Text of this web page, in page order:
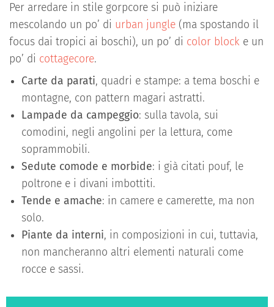
Per arredare in stile gorpcore si può iniziare
mescolando un po’ di urban jungle (ma spostando il
focus dai tropici ai boschi), un po’ di color block e un
po’ di cottagecore.
Carte da parati, quadri e stampe: a tema boschi e
montagne, con pattern magari astratti.
Lampade da campeggio: sulla tavola, sui
comodini, negli angolini per la lettura, come
soprammobili.
Sedute comode e morbide: i già citati pouf, le
poltrone e i divani imbottiti.
Tende e amache: in camere e camerette, ma non
solo.
Piante da interni, in composizioni in cui, tuttavia,
non mancheranno altri elementi naturali come
rocce e sassi.